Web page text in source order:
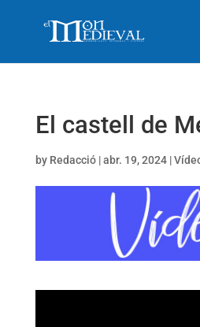
El castell de
by Redacció|abr. 19, 2024|